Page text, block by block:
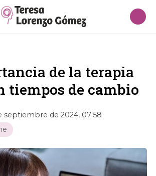
de la terapia
tiempos de cambio
septiembre de 2024, 07:58